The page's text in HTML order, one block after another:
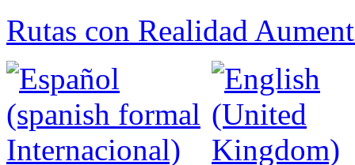
Rutas con Realidad